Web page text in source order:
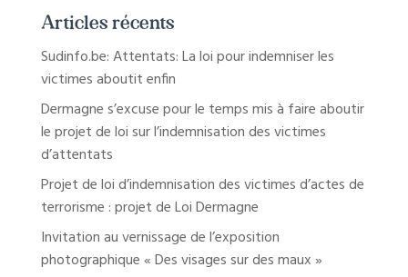
Articles récents
Sudinfo.be: Attentats: La loi pour indemniser les
victimes aboutit enfin
Dermagne s’excuse pour le temps mis à faire aboutir
le projet de loi sur l’indemnisation des victimes
d’attentats
Projet de loi d’indemnisation des victimes d’actes de
terrorisme : projet de Loi Dermagne
Invitation au vernissage de l’exposition
photographique « Des visages sur des maux »